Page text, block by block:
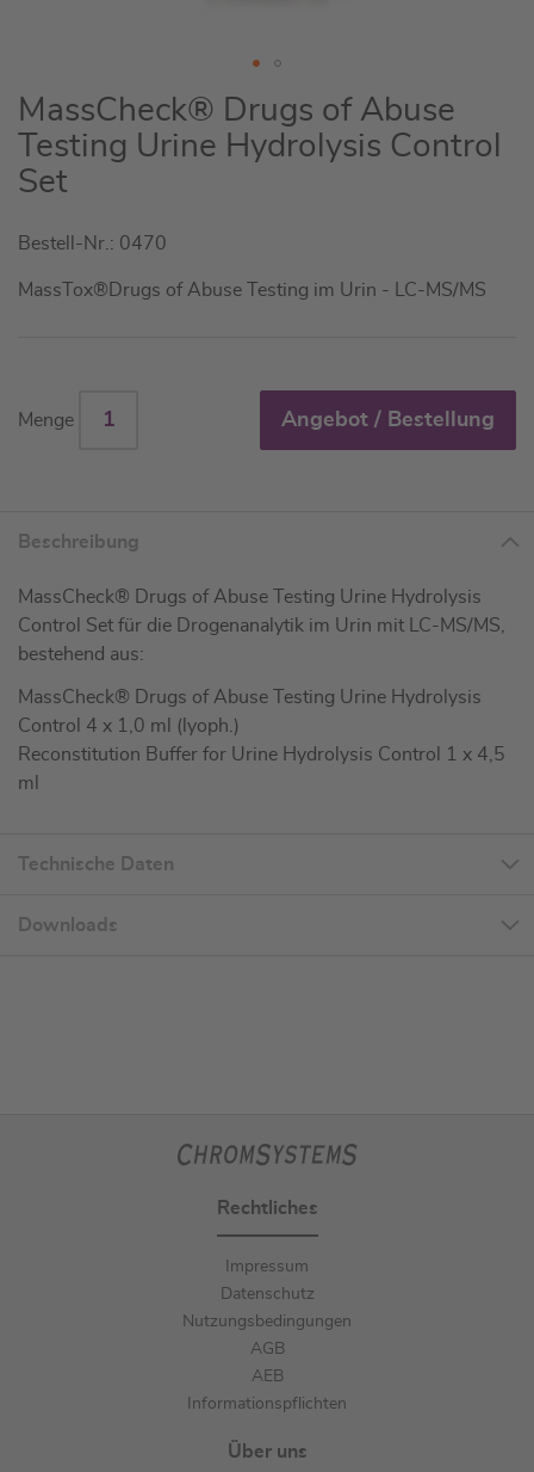
Zum
Anfang
der
Bildgalerie
MassCheck® Drugs of Abuse
Testing Urine Hydrolysis Control
Set
Bestell-Nr.: 0470
MassTox®Drugs of Abuse Testing im Urin - LC-MS/MS
Menge Angebot / Bestellung
Beschreibung
MassCheck® Drugs of Abuse Testing Urine Hydrolysis
Control Set für die Drogenanalytik im Urin mit LC-MS/MS,
bestehend aus:
MassCheck® Drugs of Abuse Testing Urine Hydrolysis
Control 4 x 1,0 ml (lyoph.)
Reconstitution Buffer for Urine Hydrolysis Control 1 x 4,5
ml
Technische Daten
Downloads
Rechtliches
Impressum
Datenschutz
Nutzungsbedingungen
AGB
AEB
Informationspflichten
Über uns